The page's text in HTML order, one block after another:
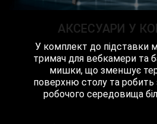
АКСЕСУАРИ У
У комплект до підставки
тримач для вебкамери та
мишки, що зменшує
поверхню столу та робить
робочого середовища